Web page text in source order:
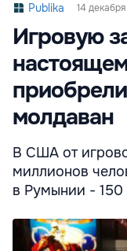
Publika 14
Игровую
молдаван
В США от
миллионов
в Румынии - 150